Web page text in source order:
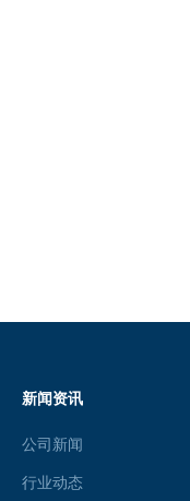
新闻资讯
公司新闻
行业动态